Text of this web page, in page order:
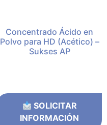
Concentrado Ácido en
Polvo para HD (Acético) –
Sukses AP
SOLICITAR
INFORMACIÓN